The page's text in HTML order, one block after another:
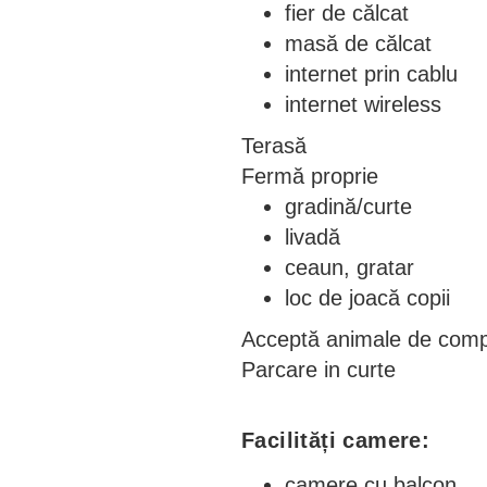
fier de călcat
masă de călcat
internet prin cablu
internet wireless
Terasă
Fermă proprie
gradină/curte
livadă
ceaun, gratar
loc de joacă copii
Acceptă animale de
Parcare in curte
Facilități camere: